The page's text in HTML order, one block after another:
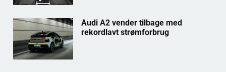
Audi A2 vender tilbage med
rekordlavt strømforbrug